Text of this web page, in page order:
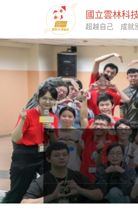
國立雲林科
超越自己 成就